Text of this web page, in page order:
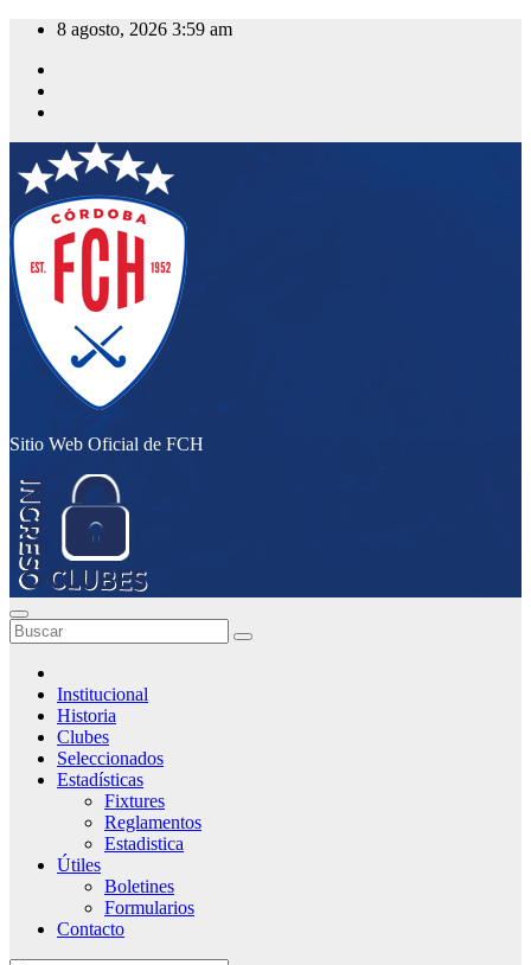
Saltar
contenido
8 agosto, 2026 3:59 am
Sitio Web Oficial de FCH
Institucional
Historia
Clubes
Seleccionados
Estadísticas
Fixtures
Reglamentos
Estadistica
Útiles
Boletines
Formularios
Contacto